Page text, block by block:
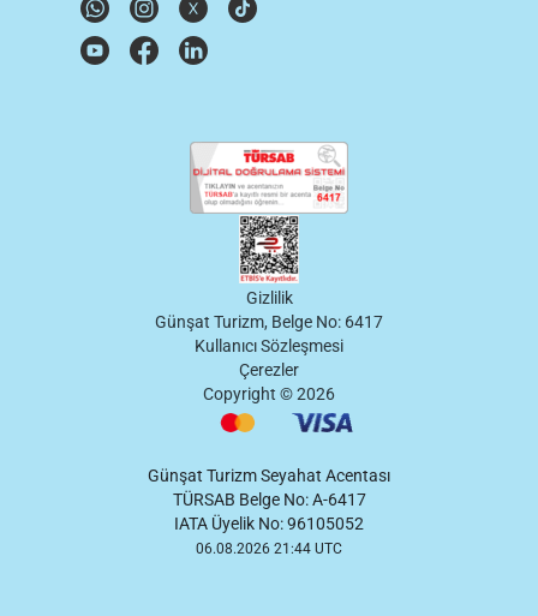
Gizlilik
Günşat Turizm, Belge No: 6417
Kullanıcı Sözleşmesi
Çerezler
Copyright ©2026
Günşat Turizm Seyahat Acentası
TÜRSAB Belge No: A-6417
IATA Üyelik No: 96105052
06.08.2026 21:44 UTC